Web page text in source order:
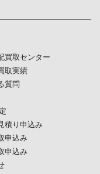
買取センター
取実績
質問
積り申込み
申込み
申込み